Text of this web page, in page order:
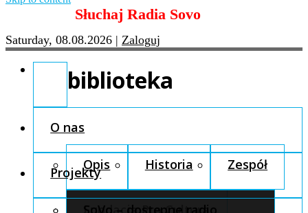
Słuchaj Radia Sovo
Saturday, 08.08.2026 | Zaloguj
O nas
Opis Historia Zespół
Fundacja Pro Cultura
Projekty
SoVo – dostępne radio
biblioteka